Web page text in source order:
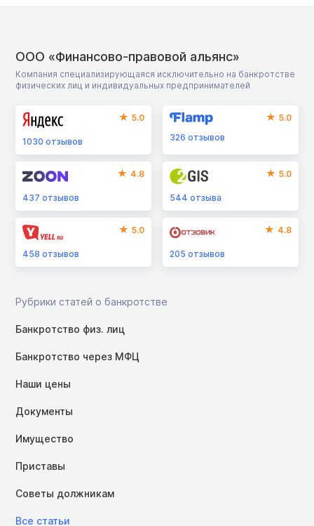
ООО «Финансово-правовой альянс»
Компания специализирующаяся исключительно на банкротстве
физических лиц и индивидуальных предпринимателей
5.0
1030 отзывов
5.0
326отзывов
4.8
437 отзывов
5.0
544отзыва
5.0
458 отзывов
4.8
205отзывов
Рубрики статей о банкротстве
Банкротство физ. лиц
Банкротство через МФЦ
Наши цены
Документы
Имущество
Приставы
Советы должникам
Все статьи